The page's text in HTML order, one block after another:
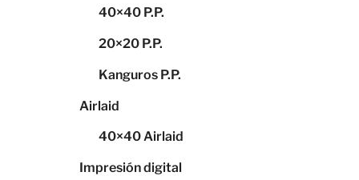
40×40 P.P.
20×20 P.P.
Kanguros P.P.
Airlaid
40×40 Airlaid
Impresión digital